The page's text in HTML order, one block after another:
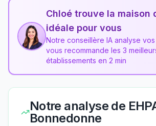
Chloé trouve la maison
idéale pour vous
Notre conseillère IA analyse
vous recommande les 3
établissements en 2 min
Notre analyse de
Bonnedonne